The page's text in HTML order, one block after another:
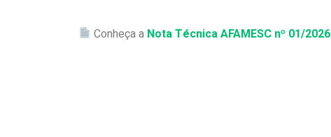
Conheça a Nota Técnica AFAMESC nº 01/2026